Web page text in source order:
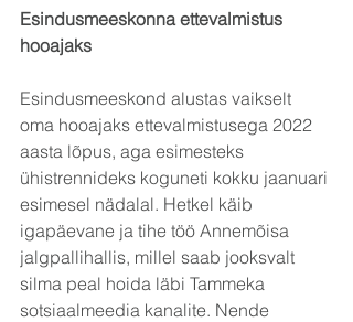
Esindusmeeskonna ettevalmistus
hooajaks
Esindusmeeskond alustas vaikselt
oma hooajaks ettevalmistusega 2022
aasta lõpus, aga esimesteks
ühistrennideks koguneti kokku jaanuari
esimesel nädalal. Hetkel käib
igapäevane ja tihe töö Annemõisa
jalgpallihallis, millel saab jooksvalt
silma peal hoida läbi Tammeka
sotsiaalmeedia kanalite. Nende